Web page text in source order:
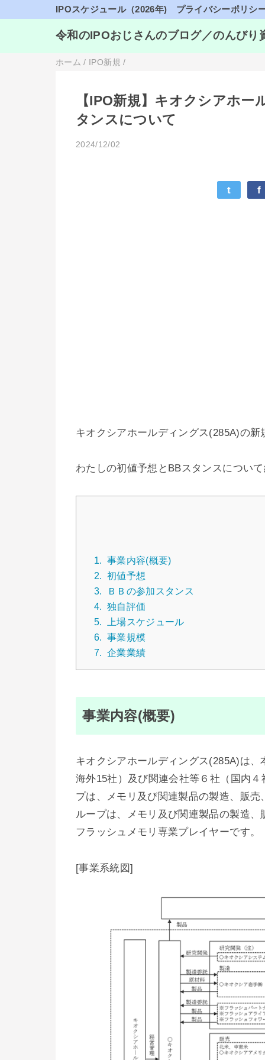
IPOスケジュール（2026年) プライバシーポリシ
令和のIPOおじさんのブログ／のんびり
ホーム / IPO新規 /
【IPO新規】キオクシアホ
タンスについて
2024/12/02
t f
キオクシアホールディングス(285A)の
わたしの初値予想とBBスタンスについ
1. 事業内容(概要)
2. 初値予想
3.
ＢＢの参加スタンス
4. 独自評価
5.
上場スケジュール
6. 事業規模
7. 企業業績
事業内容(概要)
キオクシアホールディングス(285A)は
海外15社）及び関連会社等６社（国内
プは、メモリ及び関連製品の製造、販
ループは、メモリ及び関連製品の製造
フラッシュメモリ専業プレイヤーです。
[事業系統図]